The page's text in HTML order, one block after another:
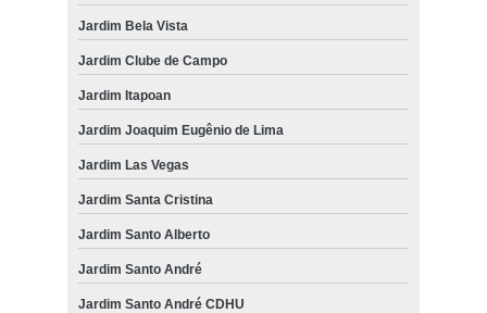
Jardim Bela Vista
Jardim Clube de Campo
Jardim Itapoan
Jardim Joaquim Eugênio de Lima
Jardim Las Vegas
Jardim Santa Cristina
Jardim Santo Alberto
Jardim Santo André
Jardim Santo André CDHU